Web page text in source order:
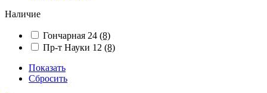
Наличие
Гончарная 24 (8)
Пр-т Науки 12 (8)
Показать
Сбросить